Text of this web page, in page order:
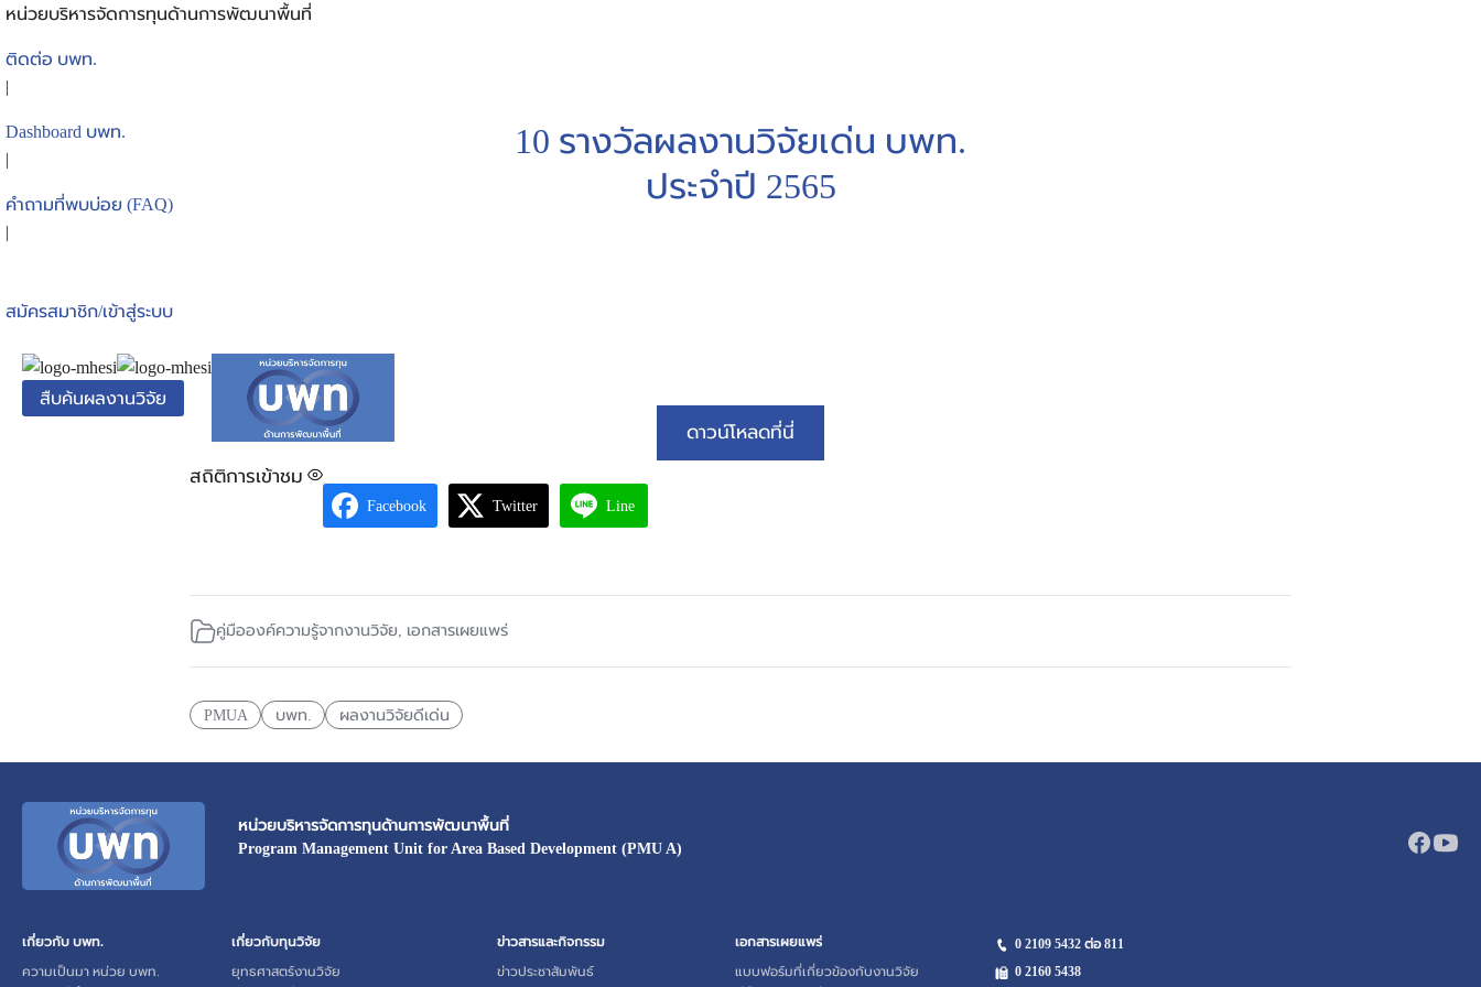
Skip
content
หน่วยบริหารจัดการทุนด้านการพัฒนาพื้นที่
ติดต่อ บพท.
|
Dashboard บพท.
|
คำถามที่พบบ่อย (FAQ)
|
สมัครสมาชิก/เข้าสู่ระบบ
สืบค้นผลงานวิจัย
10 รางวัลผลงานวิจัยเด่น บพท.
ประจำปี 2565
ดาวน์โหลดที่นี่
สถิติการเข้าชม
Facebook Twitter Line
คู่มือองค์ความรู้จากงานวิจัย, เอกสารเผยแพร่
PMUA บพท. ผลงานวิจัยดีเด่น
หน่วยบริหารจัดการทุนด้านการพัฒนาพื้นที่
Program Management Unit for Area Based Development (PMU A)
เกี่ยวกับ บพท.
ความเป็นมา หน่วย บพท.
เกี่ยวกับทุนวิจัย
ยุทธศาสตร์งานวิจัย
ข่าวสารและกิจกรรม
ข่าวประชาสัมพันธ์
เอกสารเผยแพร่
แบบฟอร์มที่เกี่ยวข้องกับงานวิจัย
0 2109 5432 ต่อ 811
0 2160 5438